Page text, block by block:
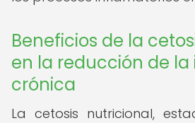
Beneficios de la
en la reducción de
crónica
La cetosis nutricional,